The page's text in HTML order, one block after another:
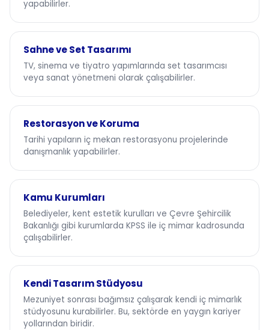
yapabilirler.
Sahne ve Set Tasarımı
TV, sinema ve tiyatro yapımlarında set tasarımcısı
veya sanat yönetmeni olarak çalışabilirler.
Restorasyon ve Koruma
Tarihi yapıların iç mekan restorasyonu projelerinde
danışmanlık yapabilirler.
Kamu Kurumları
Belediyeler, kent estetik kurulları ve Çevre Şehircilik
Bakanlığı gibi kurumlarda KPSS ile iç mimar kadrosunda
çalışabilirler.
Kendi Tasarım Stüdyosu
Mezuniyet sonrası bağımsız çalışarak kendi iç mimarlık
stüdyosunu kurabilirler. Bu, sektörde en yaygın kariyer
yollarından biridir.